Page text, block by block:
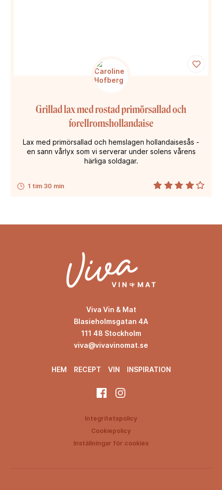
1 tim 30 min
Grillad lax med rostad primörsallad och
forellromshollandaise
Lax med primörsallad och hemslagen hollandaisesås -
en sann vårlyx som vi serverar under solens vårens
härliga soldagar.
Viva Vin & Mat
Blasieholmsgatan 4A
111 48 Stockholm
viva@vivavinomat.se
HEM RECEPT VIN INSPIRATION
Integritetspolicy
Cookiepolicy
Inställningar för cookies